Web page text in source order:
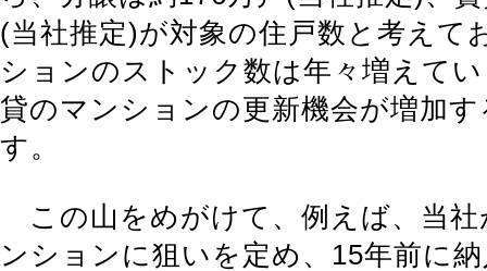
(当社推定)が対象の住戸数と考えて
ションのストック数は年々増えて
貸のマンションの更新機会が増加
す。
この山をめがけて、例えば、当社
ンションに狙いを定め、15年前に